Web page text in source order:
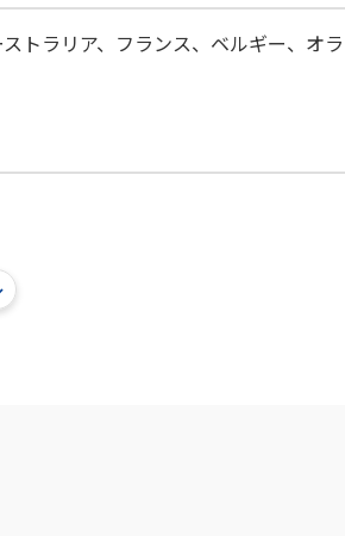
トラリア、フランス、ベルギー、オ